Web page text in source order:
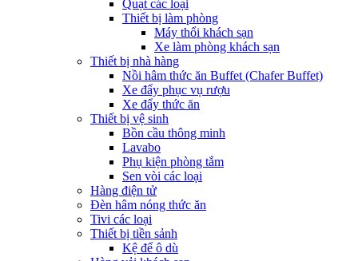
Quạt các loại
Thiết bị làm phòng
Máy thổi khách sạn
Xe làm phòng khách sạn
Thiết bị nhà hàng
Nồi hâm thức ăn Buffet (Chafer Buffet)
Xe đẩy phục vụ rượu
Xe đẩy thức ăn
Thiết bị vệ sinh
Bồn cầu thông minh
Lavabo
Phụ kiện phòng tắm
Sen vòi các loại
Hàng điện tử
Đèn hâm nóng thức ăn
Tivi các loại
Thiết bị tiền sảnh
Kệ để ô dù